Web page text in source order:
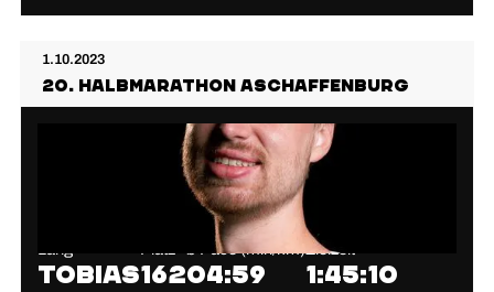
1.10.2023
20. Halbmarathon Aschaffenburg
Tobias162
⌀ Pace (min/km)
04:59
Zielzeit
1:45:10